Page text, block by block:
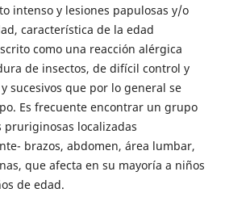
intenso y lesiones papulosas y/o
característica de la edad
como una reacción alérgica
de insectos, de difícil control y
sucesivos que por lo general se
Es frecuente encontrar un grupo
pruriginosas localizadas
brazos, abdomen, área lumbar,
que afecta en su mayoría a niños
de edad.